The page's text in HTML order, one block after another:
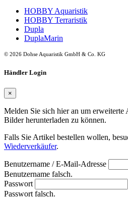
HOBBY Aquaristik
HOBBY Terraristik
Dupla
DuplaMarin
© 2026 Dohse Aquaristik GmbH & Co. KG
Händler Login
×
Melden Sie sich hier an um
Bilder herunterladen zu können.
Falls Sie Artikel bestellen wollen,
Wiederverkäufer.
Benutzername / E-Mail-Adresse
Benutzername falsch.
Passwort
Passwort falsch.